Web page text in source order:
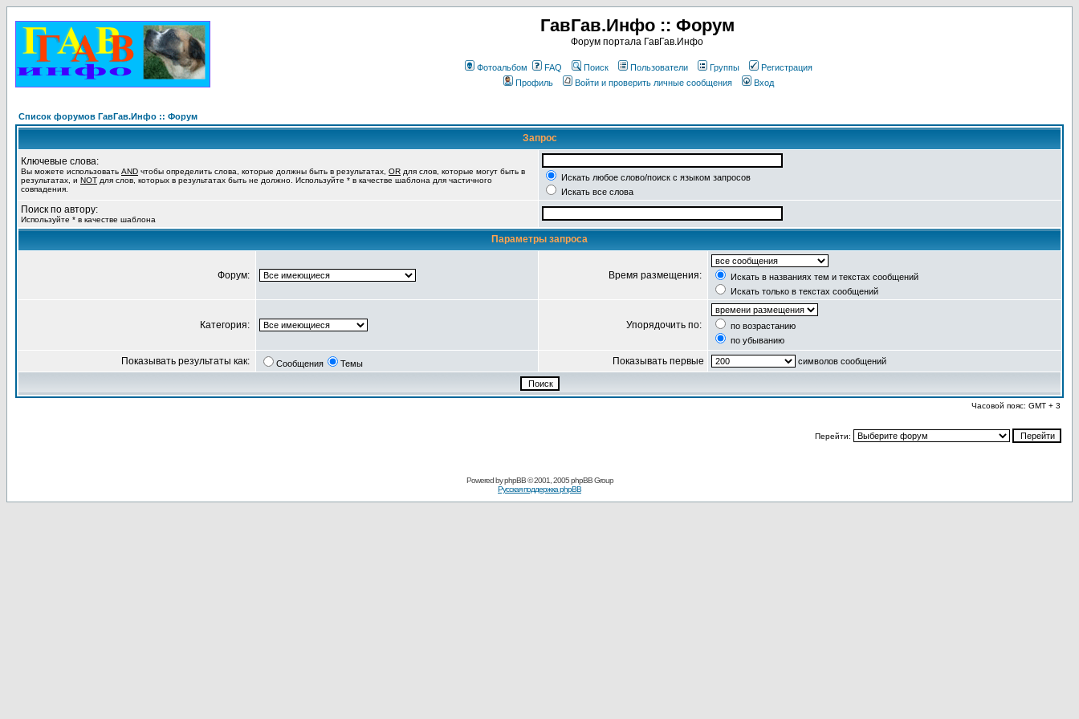
ГавГав.Инфо :: Форум
Форум портала ГавГав.Инфо
Фотоальбом FAQ Поиск Пользователи Группы
Регистрация
Профиль
Войти и проверить личные сообщения Вход
Список форумов ГавГав.Инфо :: Форум
Запрос
Ключевые слова:
Вы можете использовать AND чтобы определить слова, которые должны быть в результатах, OR для слов, которые могут быть в
результатах, и NOT для слов, которых в результатах быть не должно. Используйте * в качестве шаблона для частичного
совпадения.
Искать любое слово/поиск с языком запросов
Искать все слова
Поиск по автору:
Используйте * в качестве шаблона
Параметры запроса
Форум: Время размещения:
Искать в названиях тем и текстах сообщений
Искать только в текстах сообщений
Категория: Упорядочить по:
по возрастанию
по убыванию
Показывать результаты как: Сообщения Темы Показывать первые символов сообщений
Часовой пояс: GMT + 3
Перейти:
Powered byphpBB© 2001, 2005 phpBB Group
Русская поддержка phpBB